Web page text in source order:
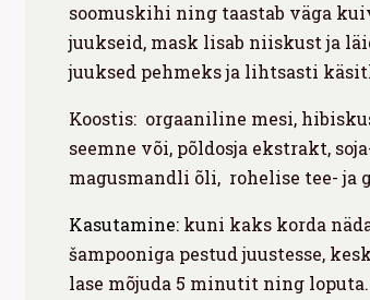
soomuskihi ning taastab väga
juukseid, mask lisab niiskust ja
juuksed pehmeks ja lihtsasti
Koostis: orgaaniline mesi,
seemne või, põldosja ekstrakt,
magusmandli õli, rohelise tee- ja
Kasutamine: kuni kaks korda
šampooniga pestud juustesse,
lase mõjuda 5 minutit ning